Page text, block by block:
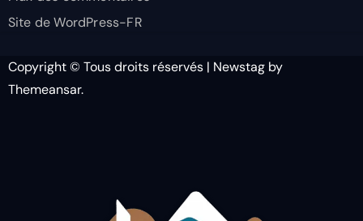
Site de WordPress-FR
Copyright © Tous droits réservés | Newstagby
Themeansar.